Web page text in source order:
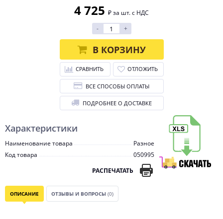
Характеристики
Наименование товара
Разное
Код товара
050995
РАСПЕЧАТАТЬ
4 725 ₽ за шт. с НДС
-
+
В КОРЗИНУ
СРАВНИТЬ ОТЛОЖИТЬ
ВСЕ СПОСОБЫ ОПЛАТЫ
ПОДРОБНЕЕ О ДОСТАВКЕ
ОПИСАНИЕ ОТЗЫВЫ И ВОПРОСЫ (0)